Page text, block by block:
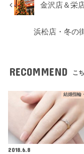
金沢店＆栄
浜松店・冬の
RECOMMEND こ
結婚指輪
2018.6.8